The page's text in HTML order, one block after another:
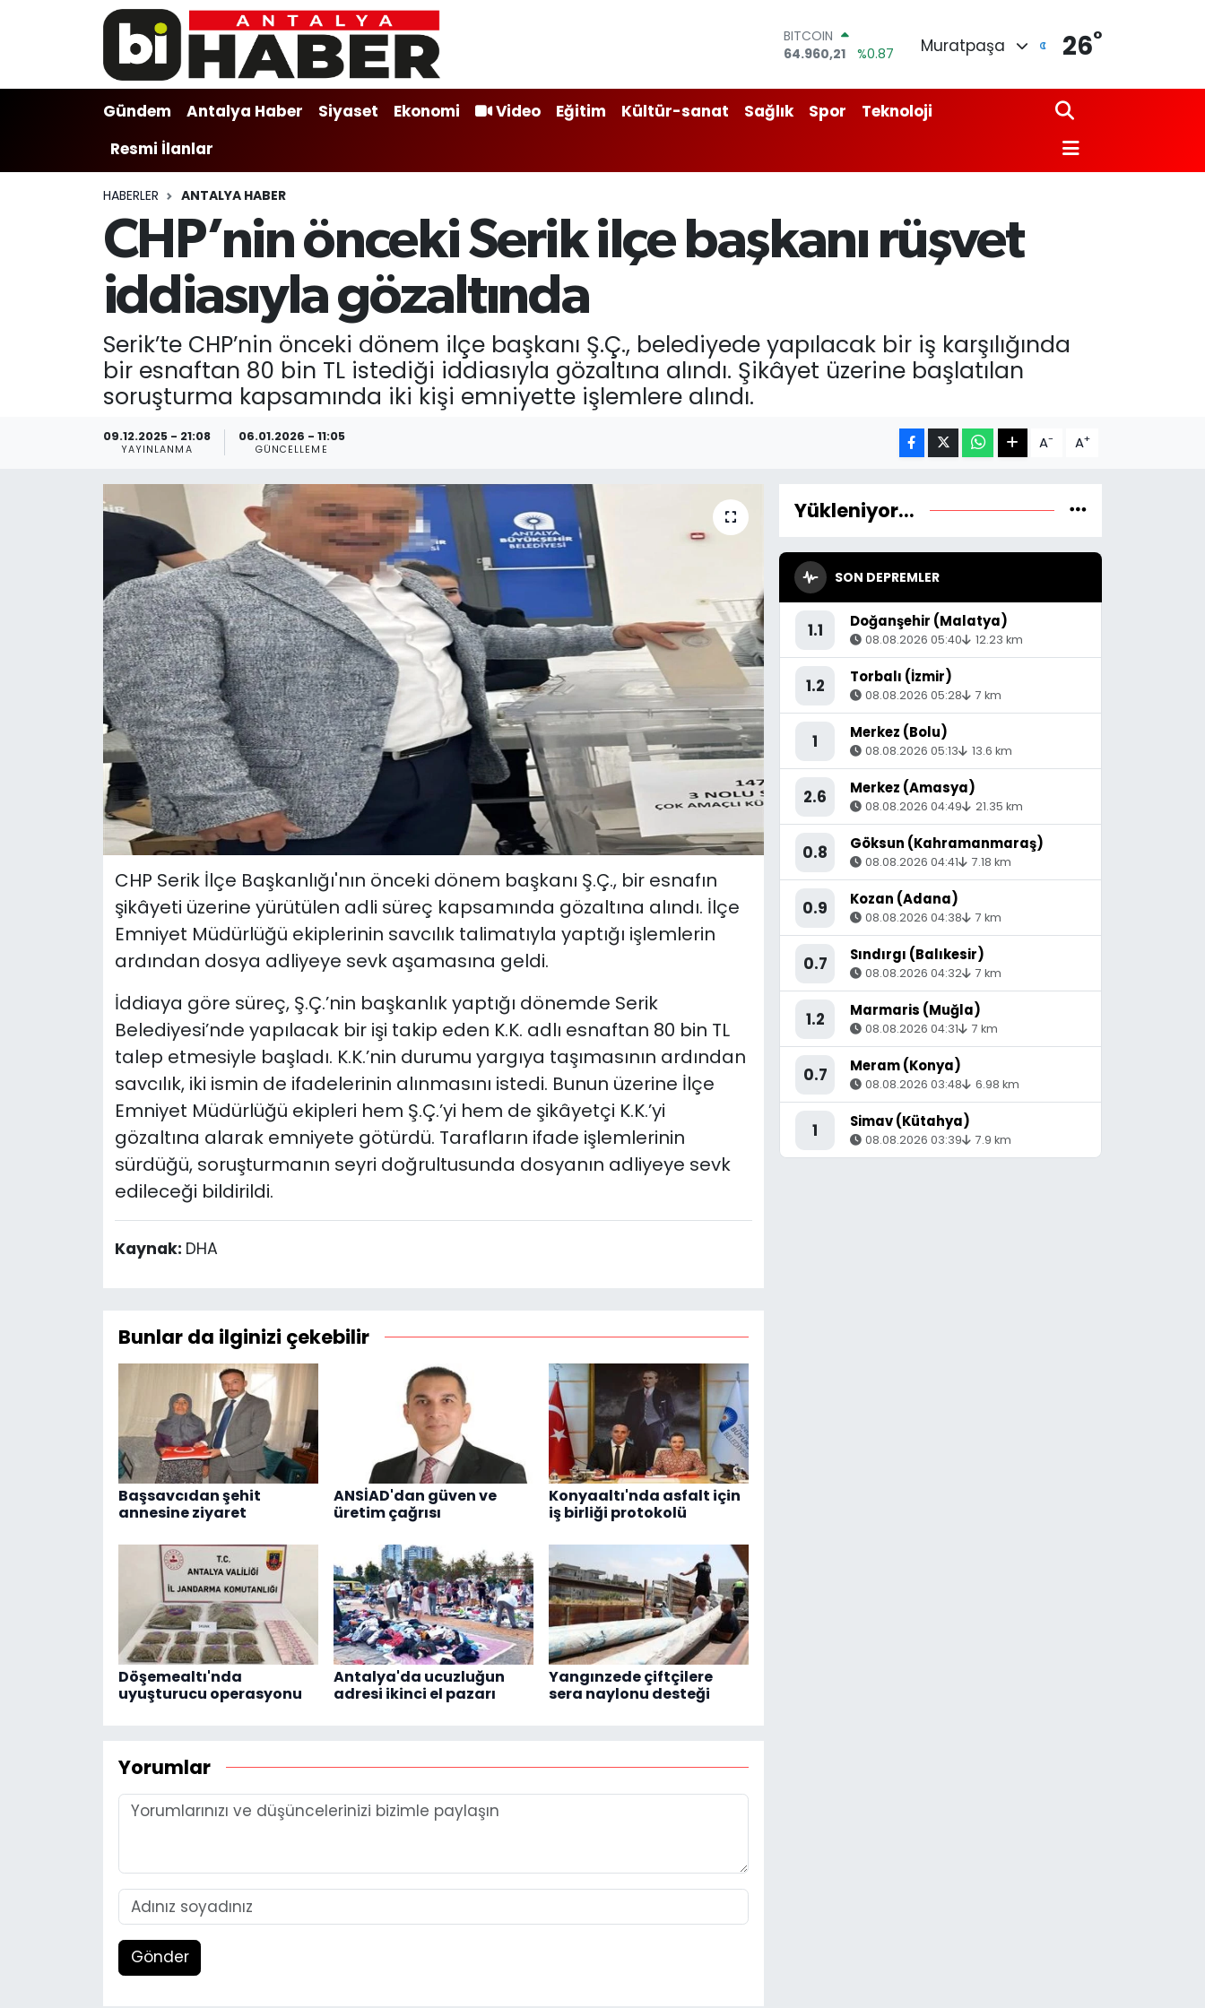
BITCOIN
64.960,21
%0.87
47,7436
%0.18
EURO
55,2510
13.779
%-14
Muratpaşa 26°
Gündem Antalya Haber Siyaset Ekonomi Video Eğitim Kültür-sanat Sağlık Spor
Teknoloji
Resmi İlanlar
HABERLER ANTALYA HABER
CHP’nin önceki Serik ilçe başkanı rüşvet
iddiasıyla gözaltında
Serik’te CHP’nin önceki dönem ilçe başkanı Ş.Ç., belediyede yapılacak bir iş karşılığında
bir esnaftan 80 bin TL istediği iddiasıyla gözaltına alındı. Şikâyet üzerine başlatılan
soruşturma kapsamında iki kişi emniyette işlemlere alındı.
09.12.2025 - 21:08
YAYINLANMA
06.01.2026 - 11:05
GÜNCELLEME A- A+
CHP Serik İlçe Başkanlığı'nın önceki dönem başkanı Ş.Ç., bir esnafın
şikâyeti üzerine yürütülen adli süreç kapsamında gözaltına alındı. İlçe
Emniyet Müdürlüğü ekiplerinin savcılık talimatıyla yaptığı işlemlerin
ardından dosya adliyeye sevk aşamasına geldi.
İddiaya göre süreç, Ş.Ç.’nin başkanlık yaptığı dönemde Serik
Belediyesi’nde yapılacak bir işi takip eden K.K. adlı esnaftan 80 bin TL
talep etmesiyle başladı. K.K.’nin durumu yargıya taşımasının ardından
savcılık, iki ismin de ifadelerinin alınmasını istedi. Bunun üzerine İlçe
Emniyet Müdürlüğü ekipleri hem Ş.Ç.’yi hem de şikâyetçi K.K.’yi
gözaltına alarak emniyete götürdü. Tarafların ifade işlemlerinin
sürdüğü, soruşturmanın seyri doğrultusunda dosyanın adliyeye sevk
edileceği bildirildi.
Kaynak: DHA
Bunlar da ilginizi çekebilir
Başsavcıdan şehit
annesine ziyaret
ANSİAD'dan güven ve
üretim çağrısı
Konyaaltı'nda asfalt için
iş birliği protokolü
Döşemealtı'nda
uyuşturucu operasyonu
Antalya'da ucuzluğun
adresi ikinci el pazarı
Yangınzede çiftçilere
sera naylonu desteği
Yorumlar
Gönder
Yükleniyor...
SON DEPREMLER
1.1 Doğanşehir (Malatya)
08.08.2026 05:40 12.23 km
1.2 Torbalı (İzmir)
08.08.2026 05:28 7 km
1 Merkez (Bolu)
08.08.2026 05:13 13.6 km
2.6 Merkez (Amasya)
08.08.2026 04:49 21.35 km
0.8 Göksun (Kahramanmaraş)
08.08.2026 04:41 7.18 km
0.9 Kozan (Adana)
08.08.2026 04:38 7 km
0.7 Sındırgı (Balıkesir)
08.08.2026 04:32 7 km
1.2 Marmaris (Muğla)
08.08.2026 04:31 7 km
0.7 Meram (Konya)
08.08.2026 03:48 6.98 km
1 Simav (Kütahya)
08.08.2026 03:39 7.9 km
Gündem
Antalya Haber
Siyaset
Ekonomi
Kültür-sanat
Teknoloji
Resmi İlanlar
Gündem
Antalya Haber
Siyaset
Ekonomi
Kültür-sanat
Teknoloji
Yaşam
Gizlilik Sözleşmesi
İletişim
Muratpaşa Nöbetçi Eczaneler
Muratpaşa Hava Durumu
Muratpaşa Trafik Yoğunluk Haritası
Süper Lig Puan Durumu ve Fikstür
Tüm Manşetler
Son Dakika Haberleri
Haber Arşivi